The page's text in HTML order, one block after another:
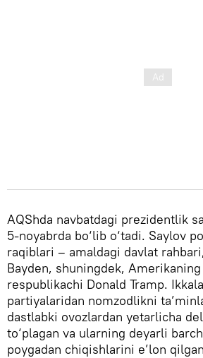
AQShda navbatdagi prezidentlik
5-noyabrda bo‘lib o‘tadi. Saylov
raqiblari – amaldagi davlat
Bayden, shuningdek,
respublikachi Donald Tramp.
partiyalaridan nomzodlikni
dastlabki ovozlardan yetarlicha
to‘plagan va ularning deyarli
poygadan chiqishlarini e’lon